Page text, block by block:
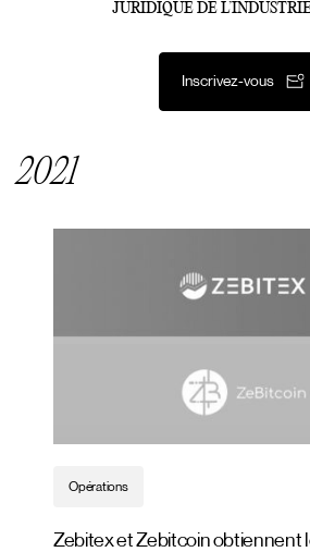
JURIDIQUE DE
Inscrivez-vous
2021
Opérations
Zebitex et Zebitcoin obtiennent